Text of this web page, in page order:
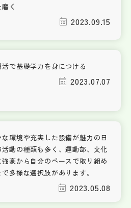
く
2023.09.15
活で基礎学力を身につける
2023.07.07
な環境や充実した設備が魅力の日
動の種類も多く、運動部、文化
豪から自分のペースで取り組め
多様な選択肢があります。
2023.05.08